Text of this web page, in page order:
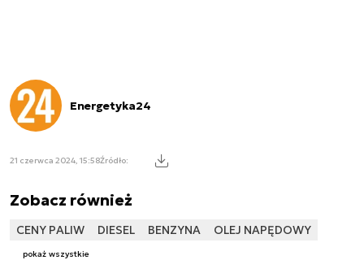
Energetyka24
21 czerwca 2024, 15:58Źródło:
Zobacz również
CENY PALIW DIESEL BENZYNA OLEJ NAPĘDOWY
pokaż wszystkie